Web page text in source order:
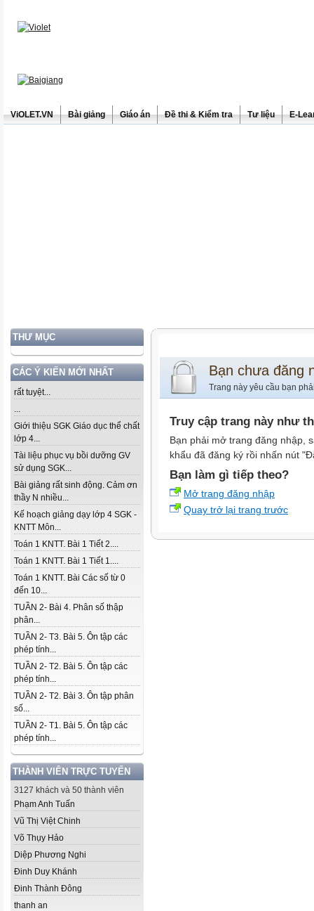
ViOLET.VN Bài giảng Giáo án Đề thi & Kiểm tra Tư liệu E-
THƯ MỤC
CÁC Ý KIẾN MỚI NHẤT
rất tuyệt...
...
Giới thiệu SGK Giáo dục thể chất
lớp 4...
Tài liệu phục vụ bồi dưỡng GV
sử dụng SGK...
Bài giảng rất sinh động. Cảm ơn
thầy N nhiều...
Kế hoạch giảng dạy lớp 4 SGK -
KNTT Môn...
Toán 1 KNTT. Bài 1 Tiết 2....
Toán 1 KNTT. Bài 1 Tiết 1....
Toán 1 KNTT. Bài Các số từ 0
đến 10...
TUẦN 2- Bài 4. Phân số thập
phân...
TUẦN 2- T3. Bài 5. Ôn tập các
phép tính...
TUẦN 2- T2. Bài 5. Ôn tập các
phép tính...
TUẦN 2- T2. Bài 3. Ôn tập phân
số...
TUẦN 2- T1. Bài 5. Ôn tập các
phép tính...
THÀNH VIÊN TRỰC TUYẾN
3127 khách và 50 thành viên
Phạm Anh Tuấn
Vũ Thị Việt Chinh
Võ Thụy Hảo
Diệp Phương Nghi
Đinh Duy Khánh
Đinh Thành Đông
thanh an
Bạn chưa đăng
Trang này yêu cầu bạn
Truy cập trang này như
Bạn phải mở trang đăng nhập,
khẩu đã đăng ký rồi nhấn nút
Bạn làm gì tiếp theo?
Mở trang đăng nhập
Quay trở lại trang trước